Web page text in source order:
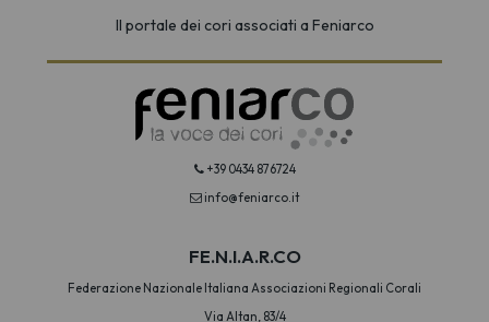
Il portale dei cori associati a Feniarco
+39 0434 876724
info@feniarco.it
FE.N.I.A.R.CO
Federazione Nazionale Italiana Associazioni Regionali Corali
Via Altan, 83/4